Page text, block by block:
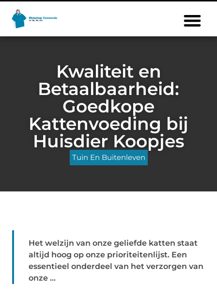
Kwaliteit en
Betaalbaarheid:
Goedkope
Kattenvoeding bij
Huisdier Koopjes
Tuin En Buitenleven
Het welzijn van onze geliefde katten staat
altijd hoog op onze prioriteitenlijst. Een
essentieel onderdeel van het verzorgen van
onze ...